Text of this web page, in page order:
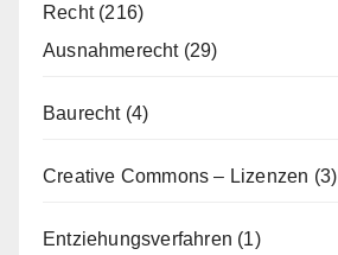
Recht(216)
Ausnahmerecht(29)
Baurecht(4)
Creative Commons – Lizenzen (3)
Entziehungsverfahren (1)